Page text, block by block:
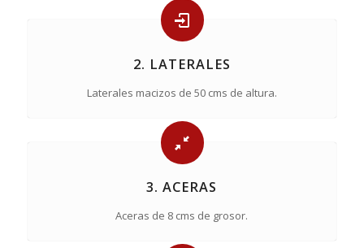
2. LATERALES
Laterales macizos de 50 cms de altura.
3. ACERAS
Aceras de 8 cms de grosor.